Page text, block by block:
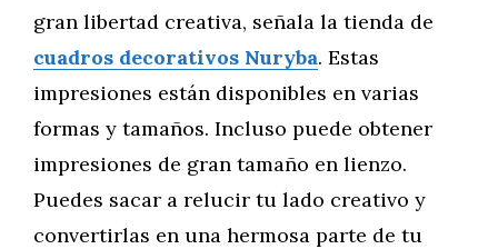
gran libertad creativa, señala la tienda de
cuadros decorativos Nuryba. Estas
impresiones están disponibles en varias
formas y tamaños. Incluso puede obtener
impresiones de gran tamaño en lienzo.
Puedes sacar a relucir tu lado creativo y
convertirlas en una hermosa parte de tu